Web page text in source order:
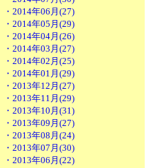
・2014年06月(27)
・2014年05月(29)
・2014年04月(26)
・2014年03月(27)
・2014年02月(25)
・2014年01月(29)
・2013年12月(27)
・2013年11月(29)
・2013年10月(31)
・2013年09月(27)
・2013年08月(24)
・2013年07月(30)
・2013年06月(22)